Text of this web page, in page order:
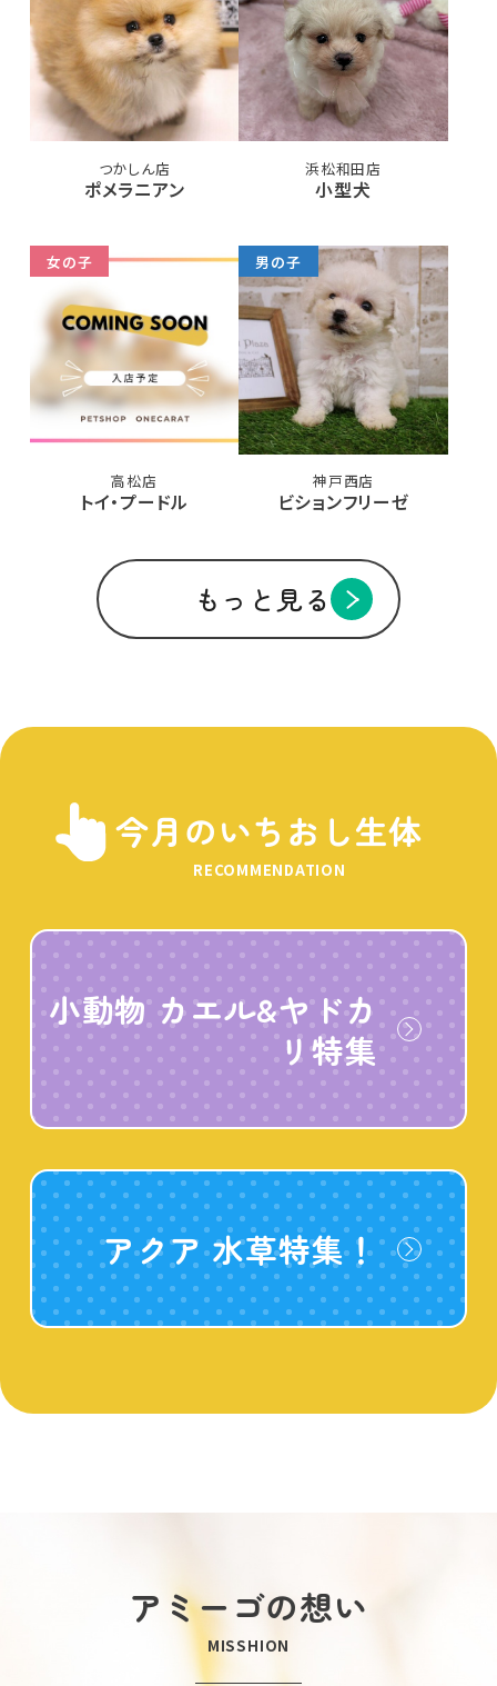
つかしん店
ポメラニアン
浜松和田店
小型犬
女の子
高松店
トイ・プードル
男の子
神戸西店
ビションフリーゼ
もっと見る
今月のいちおし生体
RECOMMENDATION
小動物 カエル&ヤドカ
リ特集
アクア 水草特集！
アミーゴの想い
MISSHION